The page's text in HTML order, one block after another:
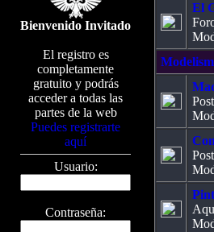
Bienvenido Invitado
El registro es
completamente
gratuito y podrás
acceder a todas las
partes de la web
Puedes registrarte
aquí
Usuario:
Contraseña:
El